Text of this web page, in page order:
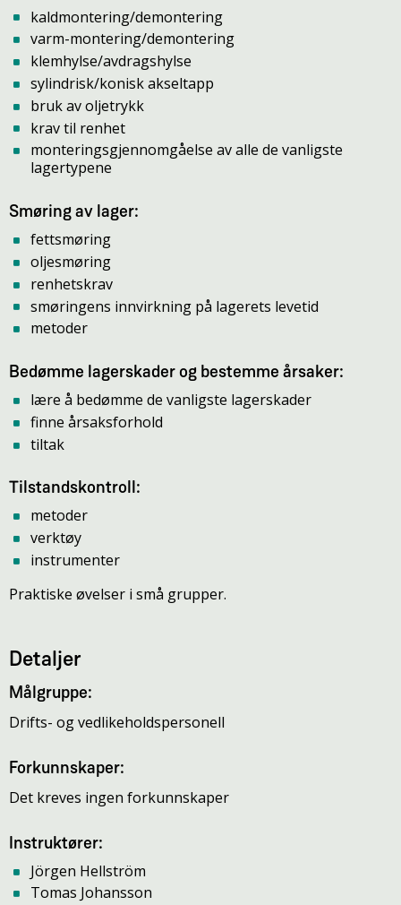
kaldmontering/demontering
varm-montering/demontering
klemhylse/avdragshylse
sylindrisk/konisk akseltapp
bruk av oljetrykk
krav til renhet
monteringsgjennomgåelse av alle de vanligste
lagertypene
Smøring av lager:
fettsmøring
oljesmøring
renhetskrav
smøringens innvirkning på lagerets levetid
metoder
Bedømme lagerskader og bestemme årsaker:
lære å bedømme de vanligste lagerskader
finne årsaksforhold
tiltak
Tilstandskontroll:
metoder
verktøy
instrumenter
Praktiske øvelser i små grupper.
Detaljer
Målgruppe:
Drifts- og vedlikeholdspersonell
Forkunnskaper:
Det kreves ingen forkunnskaper
Instruktører:
Jörgen Hellström
Tomas Johansson